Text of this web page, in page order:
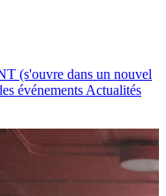
(s'ouvre dans un nouvel
événements Actualités